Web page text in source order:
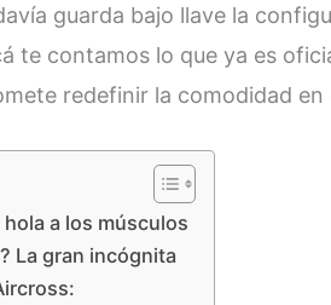
guarda bajo llave la
te contamos lo que ya es
redefinir la comodidad en
a los músculos
La gran incógnita